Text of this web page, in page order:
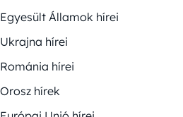
Egyesült Államok hírei
Ukrajna hírei
Románia hírei
Orosz hírek